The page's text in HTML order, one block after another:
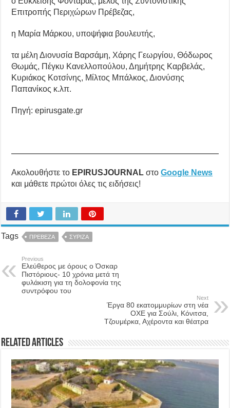
Επιτροπής Περιχώρων Πρέβεζας,
η Μαρία Μάρκου, υποψήφια βουλευτής,
τα μέλη Διονυσία Βαρσάμη, Χάρης Γεωργίου, Θόδωρος
Θωμάς, Πέγκυ Κανελλοπούλου, Δημήτρης Καρβελάς,
Κυριάκος Κοτσίνης, Μίλτος Μπάλκος, Διονύσης
Παπανίκος κ.λπ.
Πηγή: epirusgate.gr
Ακολουθήστε το EPIRUSJOURNAL στοGoogle News
και μάθετε πρώτοι όλες τις ειδήσεις!
Tags ΠΡΕΒΕΖΑ ΣΥΡΙΖΑ
Previous
Ελεύθερος με όρους ο Όσκαρ
Πιστόριους- 10 χρόνια μετά τη
φυλάκιση για τη δολοφονία της
συντρόφου του
Next
Έργα 80 εκατομμυρίων στη νέα
ΟΧΕ για Σούλι, Κόνιτσα,
Τζουμέρκα, Αχέροντα και θέατρα
Related Articles